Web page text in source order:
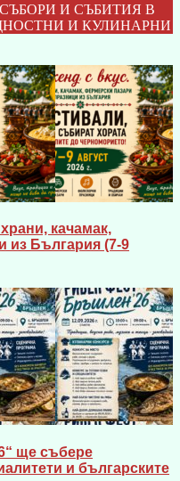
И СЪБИТИЯ В
И КУЛИНАРНИ
качамак,
из България (7-9
ще събере
и българските